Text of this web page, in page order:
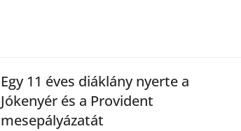
Egy 11 éves diáklány nyerte a
Jókenyér és a Provident
mesepályázatát